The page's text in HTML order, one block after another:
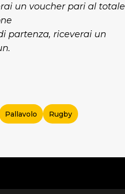
un voucher pari al totale
partenza, riceverai un
Pallavolo Rugby